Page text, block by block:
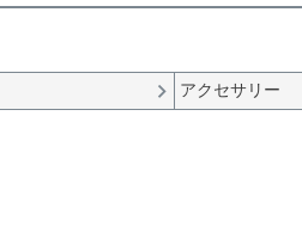
アクセサリー